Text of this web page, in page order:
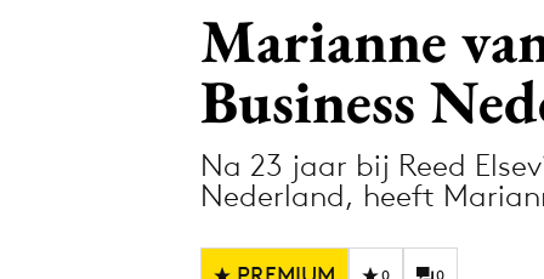
Design
Digital
Diversiteit
Marianne
Business
Na 23 jaar bij Reed
Nederland, heeft
0 0